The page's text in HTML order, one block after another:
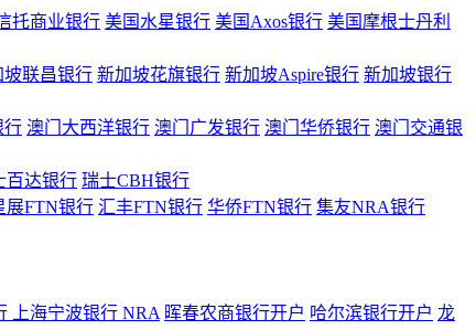
托商业银行 美国水星银行 美国Axos银行 美国摩根士丹利
坡联昌银行 新加坡花旗银行 新加坡Aspire银行 新加坡银行
行 澳门大西洋银行 澳门广发银行 澳门华侨银行 澳门交通银
百达银行 瑞士CBH银行
展FTN银行 汇丰FTN银行 华侨FTN银行 集友NRA银行
上海宁波银行 NRA 晖春农商银行开户 哈尔滨银行开户 龙